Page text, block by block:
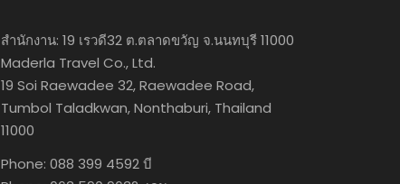
สำนักงาน: 19 เรวดี32 ต.ตลาดขวัญ จ.นนทบุรี 11000
Maderla Travel Co., Ltd.
19 Soi Raewadee 32, Raewadee Road,
Tumbol Taladkwan, Nonthaburi, Thailand
11000
Phone: 088 399 4592 บี